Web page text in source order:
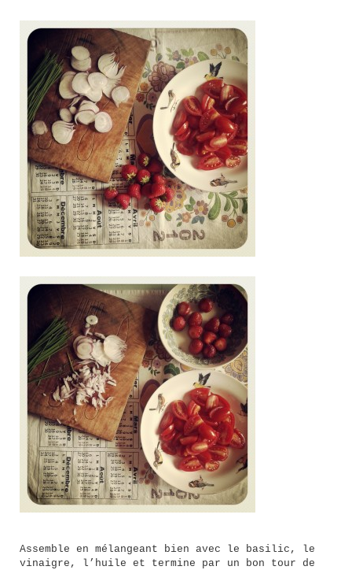
Assemble en mélangeant bien avec le basilic, le
vinaigre, l’huile et termine par un bon tour de